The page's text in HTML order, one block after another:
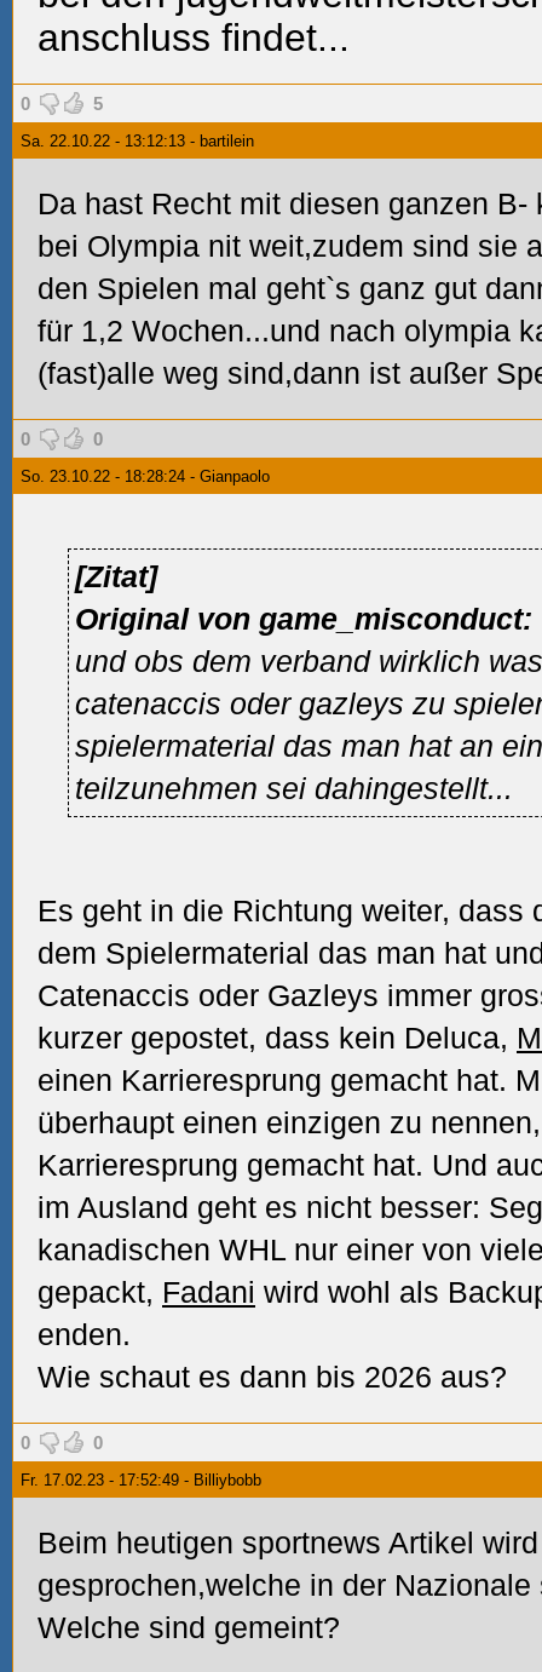
anschluss findet...
0 5
Sa. 22.10.22 - 13:12:13 - bartilein
Da hast Recht mit diesen ganzen
bei Olympia nit weit,zudem sind sie
den Spielen mal geht`s ganz gut
für 1,2 Wochen...und nach olympia
(fast)alle weg sind,dann ist außer
0 0
So. 23.10.22 - 18:28:24 - Gianpaolo
[Zitat]
Original von game_misconduct:
und obs dem verband wirklich
catenaccis oder gazleys zu
spielermaterial das man hat an
teilzunehmen sei dahingestellt...
Es geht in die Richtung weiter, dass
dem Spielermaterial das man hat
Catenaccis oder Gazleys immer
kurzer gepostet, dass kein Deluca,
einen Karrieresprung gemacht hat.
überhaupt einen einzigen zu
Karrieresprung gemacht hat. Und
im Ausland geht es nicht besser:
kanadischen WHL nur einer von
gepackt, Fadani wird wohl als
enden.
Wie schaut es dann bis 2026 aus?
0 0
Fr. 17.02.23 - 17:52:49 - Billiybobb
Beim heutigen sportnews Artikel
gesprochen,welche in der
Welche sind gemeint?